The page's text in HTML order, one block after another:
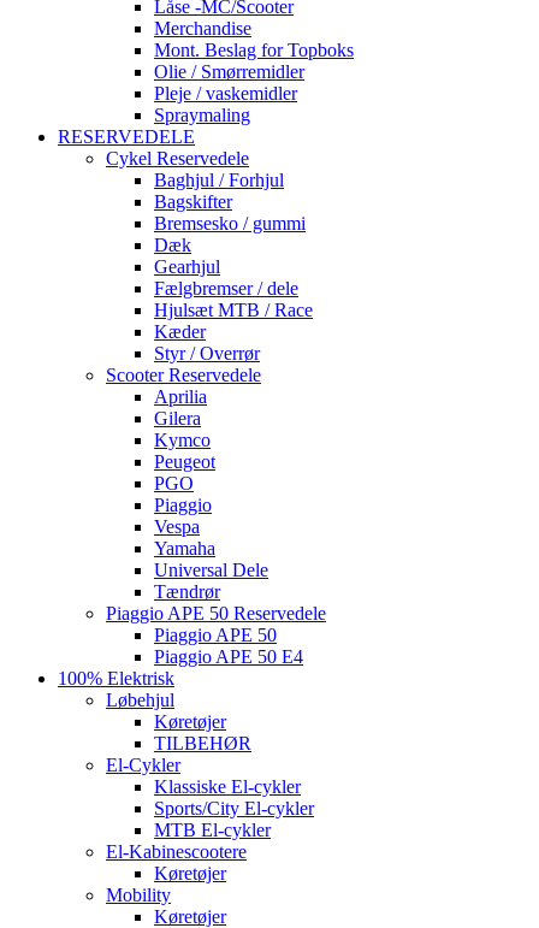
Låse -MC/Scooter
Merchandise
Mont. Beslag for Topboks
Olie / Smørremidler
Pleje / vaskemidler
Spraymaling
RESERVEDELE
Cykel Reservedele
Baghjul / Forhjul
Bagskifter
Bremsesko / gummi
Dæk
Gearhjul
Fælgbremser / dele
Hjulsæt MTB / Race
Kæder
Styr / Overrør
Scooter Reservedele
Aprilia
Gilera
Kymco
Peugeot
PGO
Piaggio
Vespa
Yamaha
Universal Dele
Tændrør
Piaggio APE 50 Reservedele
Piaggio APE 50
Piaggio APE 50 E4
100% Elektrisk
Løbehjul
Køretøjer
TILBEHØR
El-Cykler
Klassiske El-cykler
Sports/City El-cykler
MTB El-cykler
El-Kabinescootere
Køretøjer
Mobility
Køretøjer